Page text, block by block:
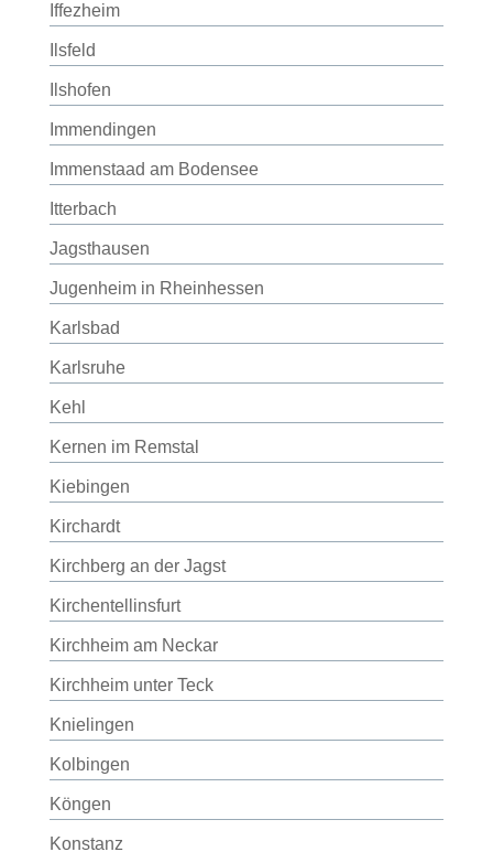
Iffezheim
Ilsfeld
Ilshofen
Immendingen
Immenstaad am Bodensee
Itterbach
Jagsthausen
Jugenheim in Rheinhessen
Karlsbad
Karlsruhe
Kehl
Kernen im Remstal
Kiebingen
Kirchardt
Kirchberg an der Jagst
Kirchentellinsfurt
Kirchheim am Neckar
Kirchheim unter Teck
Knielingen
Kolbingen
Köngen
Konstanz